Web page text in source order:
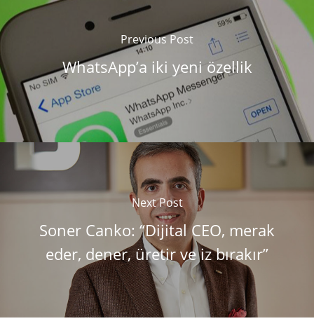
Previous Post
WhatsApp’a iki yeni özellik
Next Post
Soner Canko: “Dijital CEO, merak
eder, dener, üretir ve iz bırakır”